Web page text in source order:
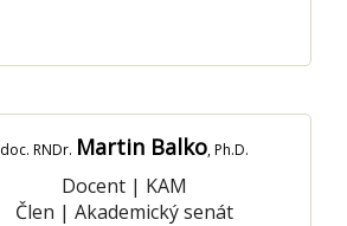
doc. RNDr. Martin Balko, Ph.D.
Docent | KAM
Člen | Akademický senát